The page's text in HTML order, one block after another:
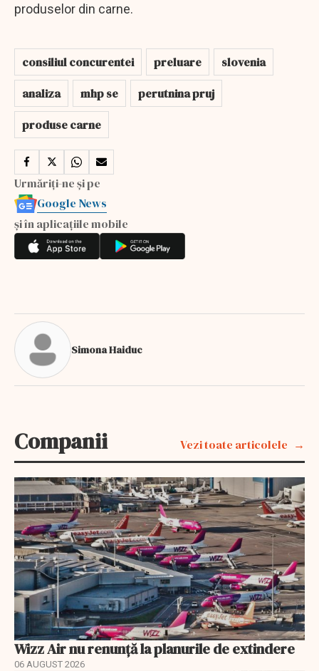
produselor din carne.
consiliul concurentei preluare
slovenia
analiza
mhp se
perutnina pruj
produse carne
Urmăriți-ne și pe
Google News
și în aplicațiile mobile
Simona Haiduc
Companii Vezi toate articolele
Wizz Air nu renunță la planurile de extindere
06 AUGUST 2026